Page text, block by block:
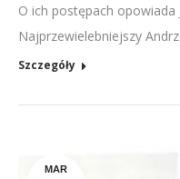
O ich postępach opowiada
Najprzewielebniejszy
Szczegóły
MAR